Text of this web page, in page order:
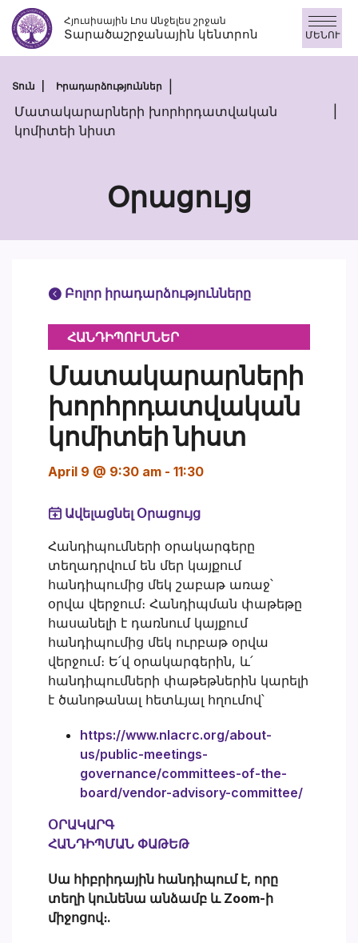
Անցնել
բովանդակությանըՀյուսիսային Լոս Անջելես շրջան
Տարածաշրջանային կենտրոն ՄԵՆՈՒ
Տուն Իրադարձություններ
Մատակարարների խորհրդատվական
կոմիտեի նիստ
Օրացույց
Բոլոր իրադարձությունները
ՀԱՆԴԻՊՈՒՄՆԵՐ
Մատակարարների
խորհրդատվական
կոմիտեի նիստ
April 9 @ 9:30 am - 11:30
Ավելացնել Օրացույց
Հանդիպումների օրակարգերը
տեղադրվում են մեր կայքում
հանդիպումից մեկ շաբաթ առաջ՝
օրվա վերջում։ Հանդիպման փաթեթը
հասանելի է դառնում կայքում
հանդիպումից մեկ ուրբաթ օրվա
վերջում։ Ե՛վ օրակարգերին, և՛
հանդիպումների փաթեթներին կարելի
է ծանոթանալ հետևյալ հղումով՝
https://www.nlacrc.org/about-
us/public-meetings-
governance/committees-of-the-
board/vendor-advisory-committee/
ՕՐԱԿԱՐԳ
ՀԱՆԴԻՊՄԱՆ ՓԱԹԵԹ
Սա հիբրիդային հանդիպում է, որը
տեղի կունենա անձամբ և Zoom-ի
միջոցով։.